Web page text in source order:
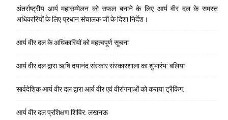
अंतर्राष्ट्रीय आर्य महासम्मेलन को सफल बनाने के लिए आर्य वीर दल के समस्त
अधिकारियों के लिए प्रधान संचालक जी के दिशा निर्देश।
आर्य वीर दल के अधिकारियों को महत्वपूर्ण सूचना
आर्य वीर दल द्वारा ऋषि दयानंद संस्कार संस्कारशाला का शुभारंभ: बलिया
सार्वदेशिक आर्य वीर दल द्वारा आर्य वीर एवं वीरांगनाओं को कराया ट्रैकिंग:
आर्य वीर दल प्रशिक्षण शिविर: लखनऊ